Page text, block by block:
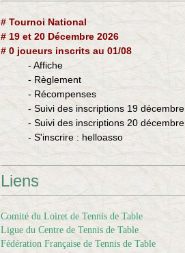
# Tournoi National
# 19 et 20 Décembre 2026
# 0 joueurs inscrits au 01/08
- Affiche
- Règlement
- Récompenses
- Suivi des inscriptions 19 décembre
- Suivi des inscriptions 20 décembre
- S'inscrire : helloasso
Liens
Comité du Loiret de Tennis de Table
Ligue du Centre de Tennis de Table
Fédération Française de Tennis de Table